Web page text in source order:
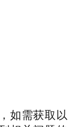
如需获取以